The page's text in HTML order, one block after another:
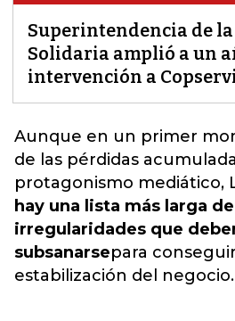
Superintendencia de
Solidaria amplió a un
intervención a
Aunque en un primer
de las pérdidas
protagonismo mediático,
hay una lista más larga
irregularidades que
subsanarsepara
estabilización del negocio.